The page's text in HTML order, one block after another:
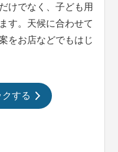
けでなく、子ども用
す。天候に合わせて
をお店などでもはじ
クする